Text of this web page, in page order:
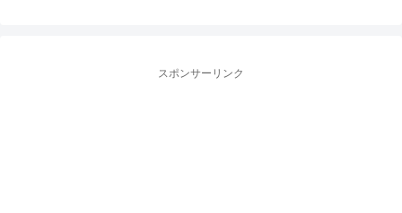
スポンサーリンク